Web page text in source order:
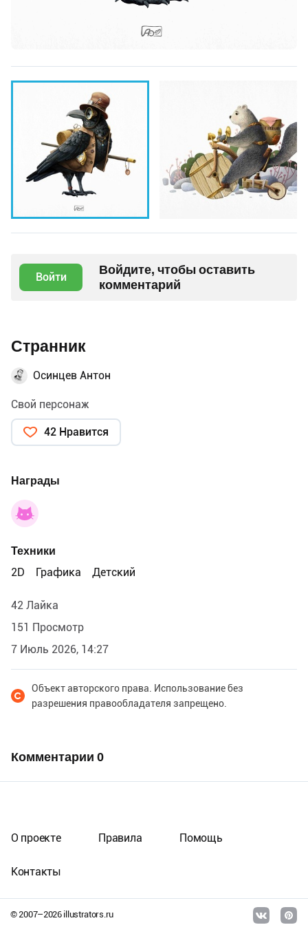
Войти
Войдите, чтобы оставить
комментарий
Странник
Осинцев Антон
Свой персонаж
42 Нравится
Награды
Техники
2D
Графика Детский
42 Лайка
151 Просмотр
7 Июль 2026, 14:27
Объект авторского права. Использование без
разрешения правообладателя запрещено.
Комментарии 0
© 2007–2026illustrators.ru
О проекте Правила Помощь
Контакты